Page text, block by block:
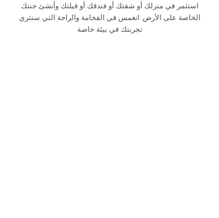
استثمر في منزلك أو شقتك أو فندقك أو فيلتك وأنشئ جنتك
الخاصة على الأرض. انغمس في الفخامة والراحة التي ستثري
تجربتك في بيئة خاصة